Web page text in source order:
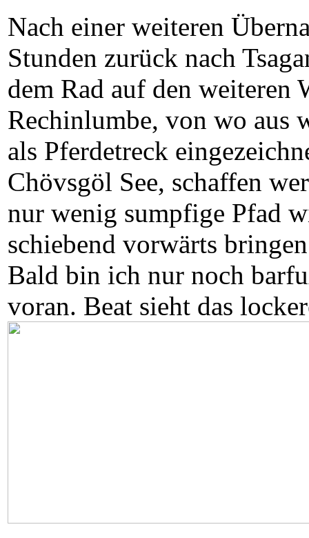
Nach einer weiteren
Stunden zurück nach
dem Rad auf den weiteren
Rechinlumbe, von wo aus
als Pferdetreck
Chövsgöl See, schaffen
nur wenig sumpfige Pfad
schiebend vorwärts
Bald bin ich nur noch
voran. Beat sieht das